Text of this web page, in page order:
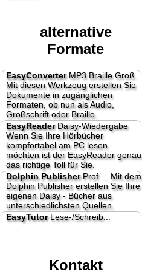
alternative
Formate
EasyConverterMP3 Braille Groß.
Mit diesen Werkzeug erstellen Sie
Dokumente in zugänglichen
Formaten, ob nun als Audio,
Großschrift oder Braille.
EasyReaderDaisy-Wiedergabe
Wenn Sie Ihre Hörbücher
kompfortabel am PC lesen
möchten ist der EasyReader genau
das richtige Toll für Sie.
Dolphin PublisherProf ...
Mit dem
Dolphin Publisher erstellen Sie Ihre
eigenen Daisy - Bücher aus
unterschiedlichsten Quellen.
EasyTutorLese-/Schreib...
Kontakt